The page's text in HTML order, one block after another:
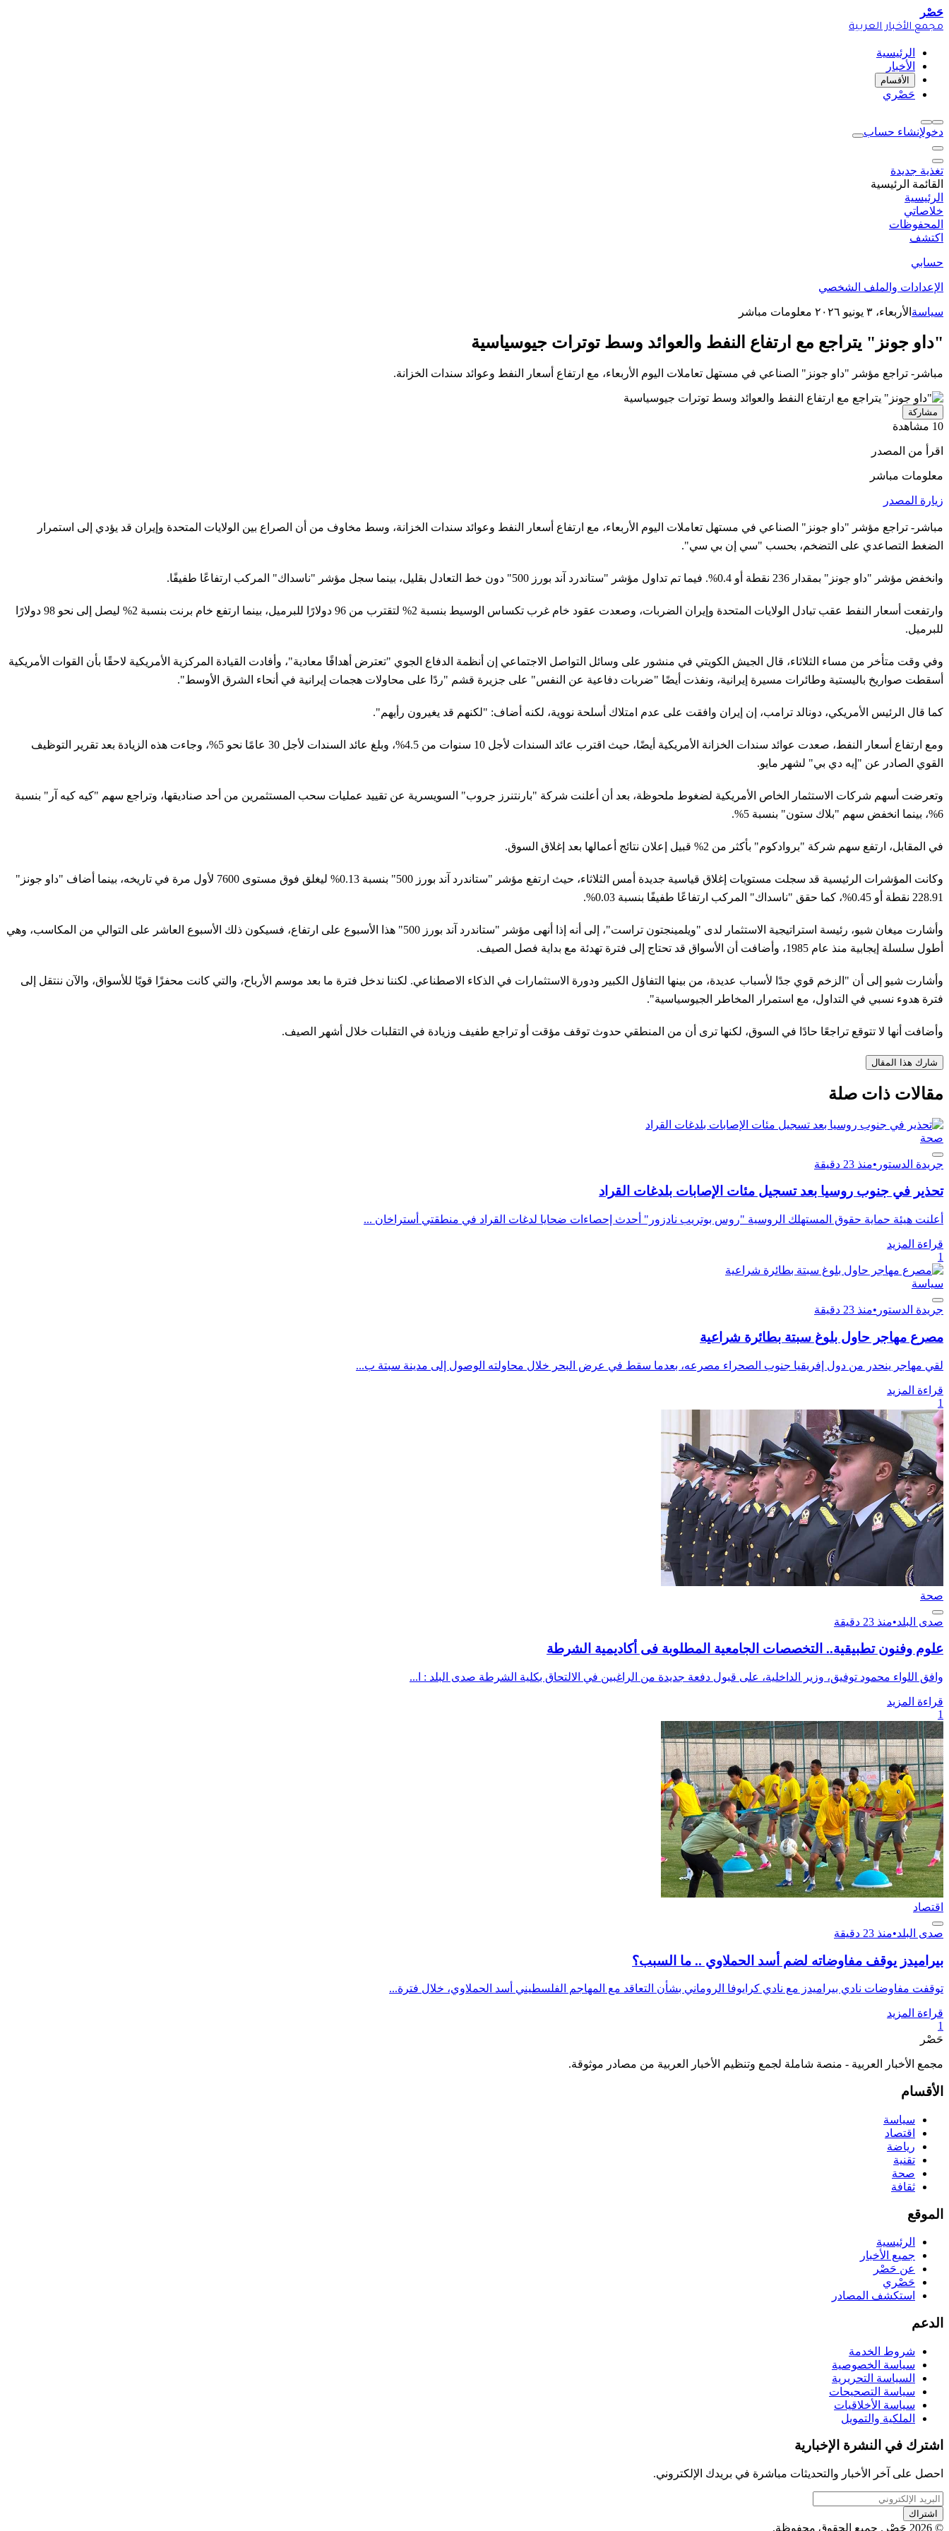
حَصْر
مجمع الأخبار العربية
الرئيسية
الأخبار
الأقسام
حَصْري
دخولإنشاء حساب
تغذية جديدة
القائمة الرئيسية
الرئيسية
خلاصاتي
المحفوظات
اكتشف
حسابي
الإعدادات والملف الشخصي
سياسة الأربعاء، ٣ يونيو ٢٠٢٦ معلومات مباشر
"داو جونز" يتراجع مع ارتفاع النفط والعوائد وسط توترات جيوسياسية
مباشر- تراجع مؤشر "داو جونز" الصناعي في مستهل تعاملات اليوم الأربعاء، مع ارتفاع أسعار النفط وعوائد سندات الخزانة.
مشاركة
10 مشاهدة
اقرأ من المصدر
معلومات مباشر
زيارة المصدر
مباشر- تراجع مؤشر "داو جونز" الصناعي في مستهل تعاملات اليوم الأربعاء، مع ارتفاع أسعار النفط وعوائد سندات الخزانة، وسط مخاوف من أن الصراع بين الولايات المتحدة وإيران قد يؤدي إلى استمرار
الضغط التصاعدي على التضخم، بحسب "سي إن بي سي".
وانخفض مؤشر "داو جونز" بمقدار 236 نقطة أو 0.4%. فيما تم تداول مؤشر "ستاندرد آند بورز 500" دون خط التعادل بقليل، بينما سجل مؤشر "ناسداك" المركب ارتفاعًا طفيفًا.
وارتفعت أسعار النفط عقب تبادل الولايات المتحدة وإيران الضربات، وصعدت عقود خام غرب تكساس الوسيط بنسبة 2% لتقترب من 96 دولارًا للبرميل، بينما ارتفع خام برنت بنسبة 2% ليصل إلى نحو 98 دولارًا
للبرميل.
وفي وقت متأخر من مساء الثلاثاء، قال الجيش الكويتي في منشور على وسائل التواصل الاجتماعي إن أنظمة الدفاع الجوي "تعترض أهدافًا معادية"، وأفادت القيادة المركزية الأمريكية لاحقًا بأن القوات الأمريكية
أسقطت صواريخ باليستية وطائرات مسيرة إيرانية، ونفذت أيضًا "ضربات دفاعية عن النفس" على جزيرة قشم "ردًا على محاولات هجمات إيرانية في أنحاء الشرق الأوسط".
كما قال الرئيس الأمريكي، دونالد ترامب، إن إيران وافقت على عدم امتلاك أسلحة نووية، لكنه أضاف: "لكنهم قد يغيرون رأيهم".
ومع ارتفاع أسعار النفط، صعدت عوائد سندات الخزانة الأمريكية أيضًا، حيث اقترب عائد السندات لأجل 10 سنوات من 4.5%، وبلغ عائد السندات لأجل 30 عامًا نحو 5%، وجاءت هذه الزيادة بعد تقرير التوظيف
القوي الصادر عن "إيه دي بي" لشهر مايو.
وتعرضت أسهم شركات الاستثمار الخاص الأمريكية لضغوط ملحوظة، بعد أن أعلنت شركة "بارنتنرز جروب" السويسرية عن تقييد عمليات سحب المستثمرين من أحد صناديقها، وتراجع سهم "كيه كيه آر" بنسبة
6%، بينما انخفض سهم "بلاك ستون" بنسبة 5%.
في المقابل، ارتفع سهم شركة "بروادكوم" بأكثر من 2% قبيل إعلان نتائج أعمالها بعد إغلاق السوق.
وكانت المؤشرات الرئيسية قد سجلت مستويات إغلاق قياسية جديدة أمس الثلاثاء، حيث ارتفع مؤشر "ستاندرد آند بورز 500" بنسبة 0.13% ليغلق فوق مستوى 7600 لأول مرة في تاريخه، بينما أضاف "داو جونز"
228.91 نقطة أو 0.45%، كما حقق "ناسداك" المركب ارتفاعًا طفيفًا بنسبة 0.03%.
وأشارت ميغان شيو، رئيسة استراتيجية الاستثمار لدى "ويلمينجتون تراست"، إلى أنه إذا أنهى مؤشر "ستاندرد آند بورز 500" هذا الأسبوع على ارتفاع، فسيكون ذلك الأسبوع العاشر على التوالي من المكاسب، وهي
أطول سلسلة إيجابية منذ عام 1985، وأضافت أن الأسواق قد تحتاج إلى فترة تهدئة مع بداية فصل الصيف.
وأشارت شيو إلى أن "الزخم قوي جدًا لأسباب عديدة، من بينها التفاؤل الكبير ودورة الاستثمارات في الذكاء الاصطناعي. لكننا ندخل فترة ما بعد موسم الأرباح، والتي كانت محفزًا قويًا للأسواق، والآن ننتقل إلى
فترة هدوء نسبي في التداول، مع استمرار المخاطر الجيوسياسية".
وأضافت أنها لا تتوقع تراجعًا حادًا في السوق، لكنها ترى أن من المنطقي حدوث توقف مؤقت أو تراجع طفيف وزيادة في التقلبات خلال أشهر الصيف.
شارك هذا المقال
مقالات ذات صلة
صحة
جريدة الدستور •منذ 23 دقيقة
تحذير في جنوب روسيا بعد تسجيل مئات الإصابات بلدغات القراد
أعلنت هيئة حماية حقوق المستهلك الروسية "روس بوتريب نادزور" أحدث إحصاءات ضحايا لدغات القراد في منطقتي أستراخان ...
قراءة المزيد
1
سياسة
جريدة الدستور •منذ 23 دقيقة
مصرع مهاجر حاول بلوغ سبتة بطائرة شراعية
لقي مهاجر ينحدر من دول إفريقيا جنوب الصحراء مصرعه، بعدما سقط في عرض البحر خلال محاولته الوصول إلى مدينة سبتة ب...
قراءة المزيد
1
صحة
صدى البلد•منذ 23 دقيقة
علوم وفنون تطبيقية.. التخصصات الجامعية المطلوبة فى أكاديمية الشرطة
وافق اللواء محمود توفيق، وزير الداخلية، على قبول دفعة جديدة من الراغبين في الالتحاق بكلية الشرطة صدى البلد : ا...
قراءة المزيد
1
اقتصاد
صدى البلد•منذ 23 دقيقة
بيراميدز يوقف مفاوضاته لضم أسد الحملاوي .. ما السبب؟
توقفت مفاوضات نادي بيراميدز مع نادي كرايوفا الروماني بشأن التعاقد مع المهاجم الفلسطيني أسد الحملاوي، خلال فترة...
قراءة المزيد
1
حَصْر
مجمع الأخبار العربية - منصة شاملة لجمع وتنظيم الأخبار العربية من مصادر موثوقة.
الأقسام
سياسة
اقتصاد
رياضة
تقنية
صحة
ثقافة
الموقع
الرئيسية
جميع الأخبار
عن حَصْر
حَصْري
استكشف المصادر
الدعم
شروط الخدمة
سياسة الخصوصية
السياسة التحريرية
سياسة التصحيحات
سياسة الأخلاقيات
الملكية والتمويل
اشترك في النشرة الإخبارية
احصل على آخر الأخبار والتحديثات مباشرة في بريدك الإلكتروني.
اشتراك
© 2026 حَصْر. جميع الحقوق محفوظة.